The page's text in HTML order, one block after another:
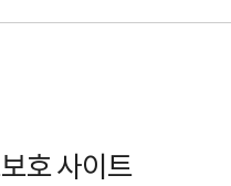
호 사이트